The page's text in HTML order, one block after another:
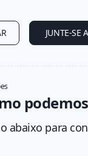
JUNTE-SE
abaixo para